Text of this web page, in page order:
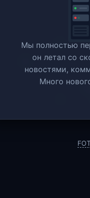
Мы полностью
он летал со
новостями,
Много